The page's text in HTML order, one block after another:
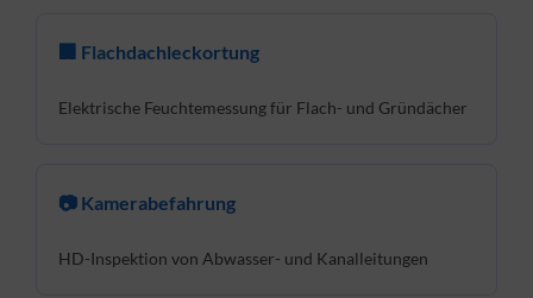
🏢 Flachdachleckortung
Elektrische Feuchtemessung für Flach- und Gründächer
📷 Kamerabefahrung
HD-Inspektion von Abwasser- und Kanalleitungen